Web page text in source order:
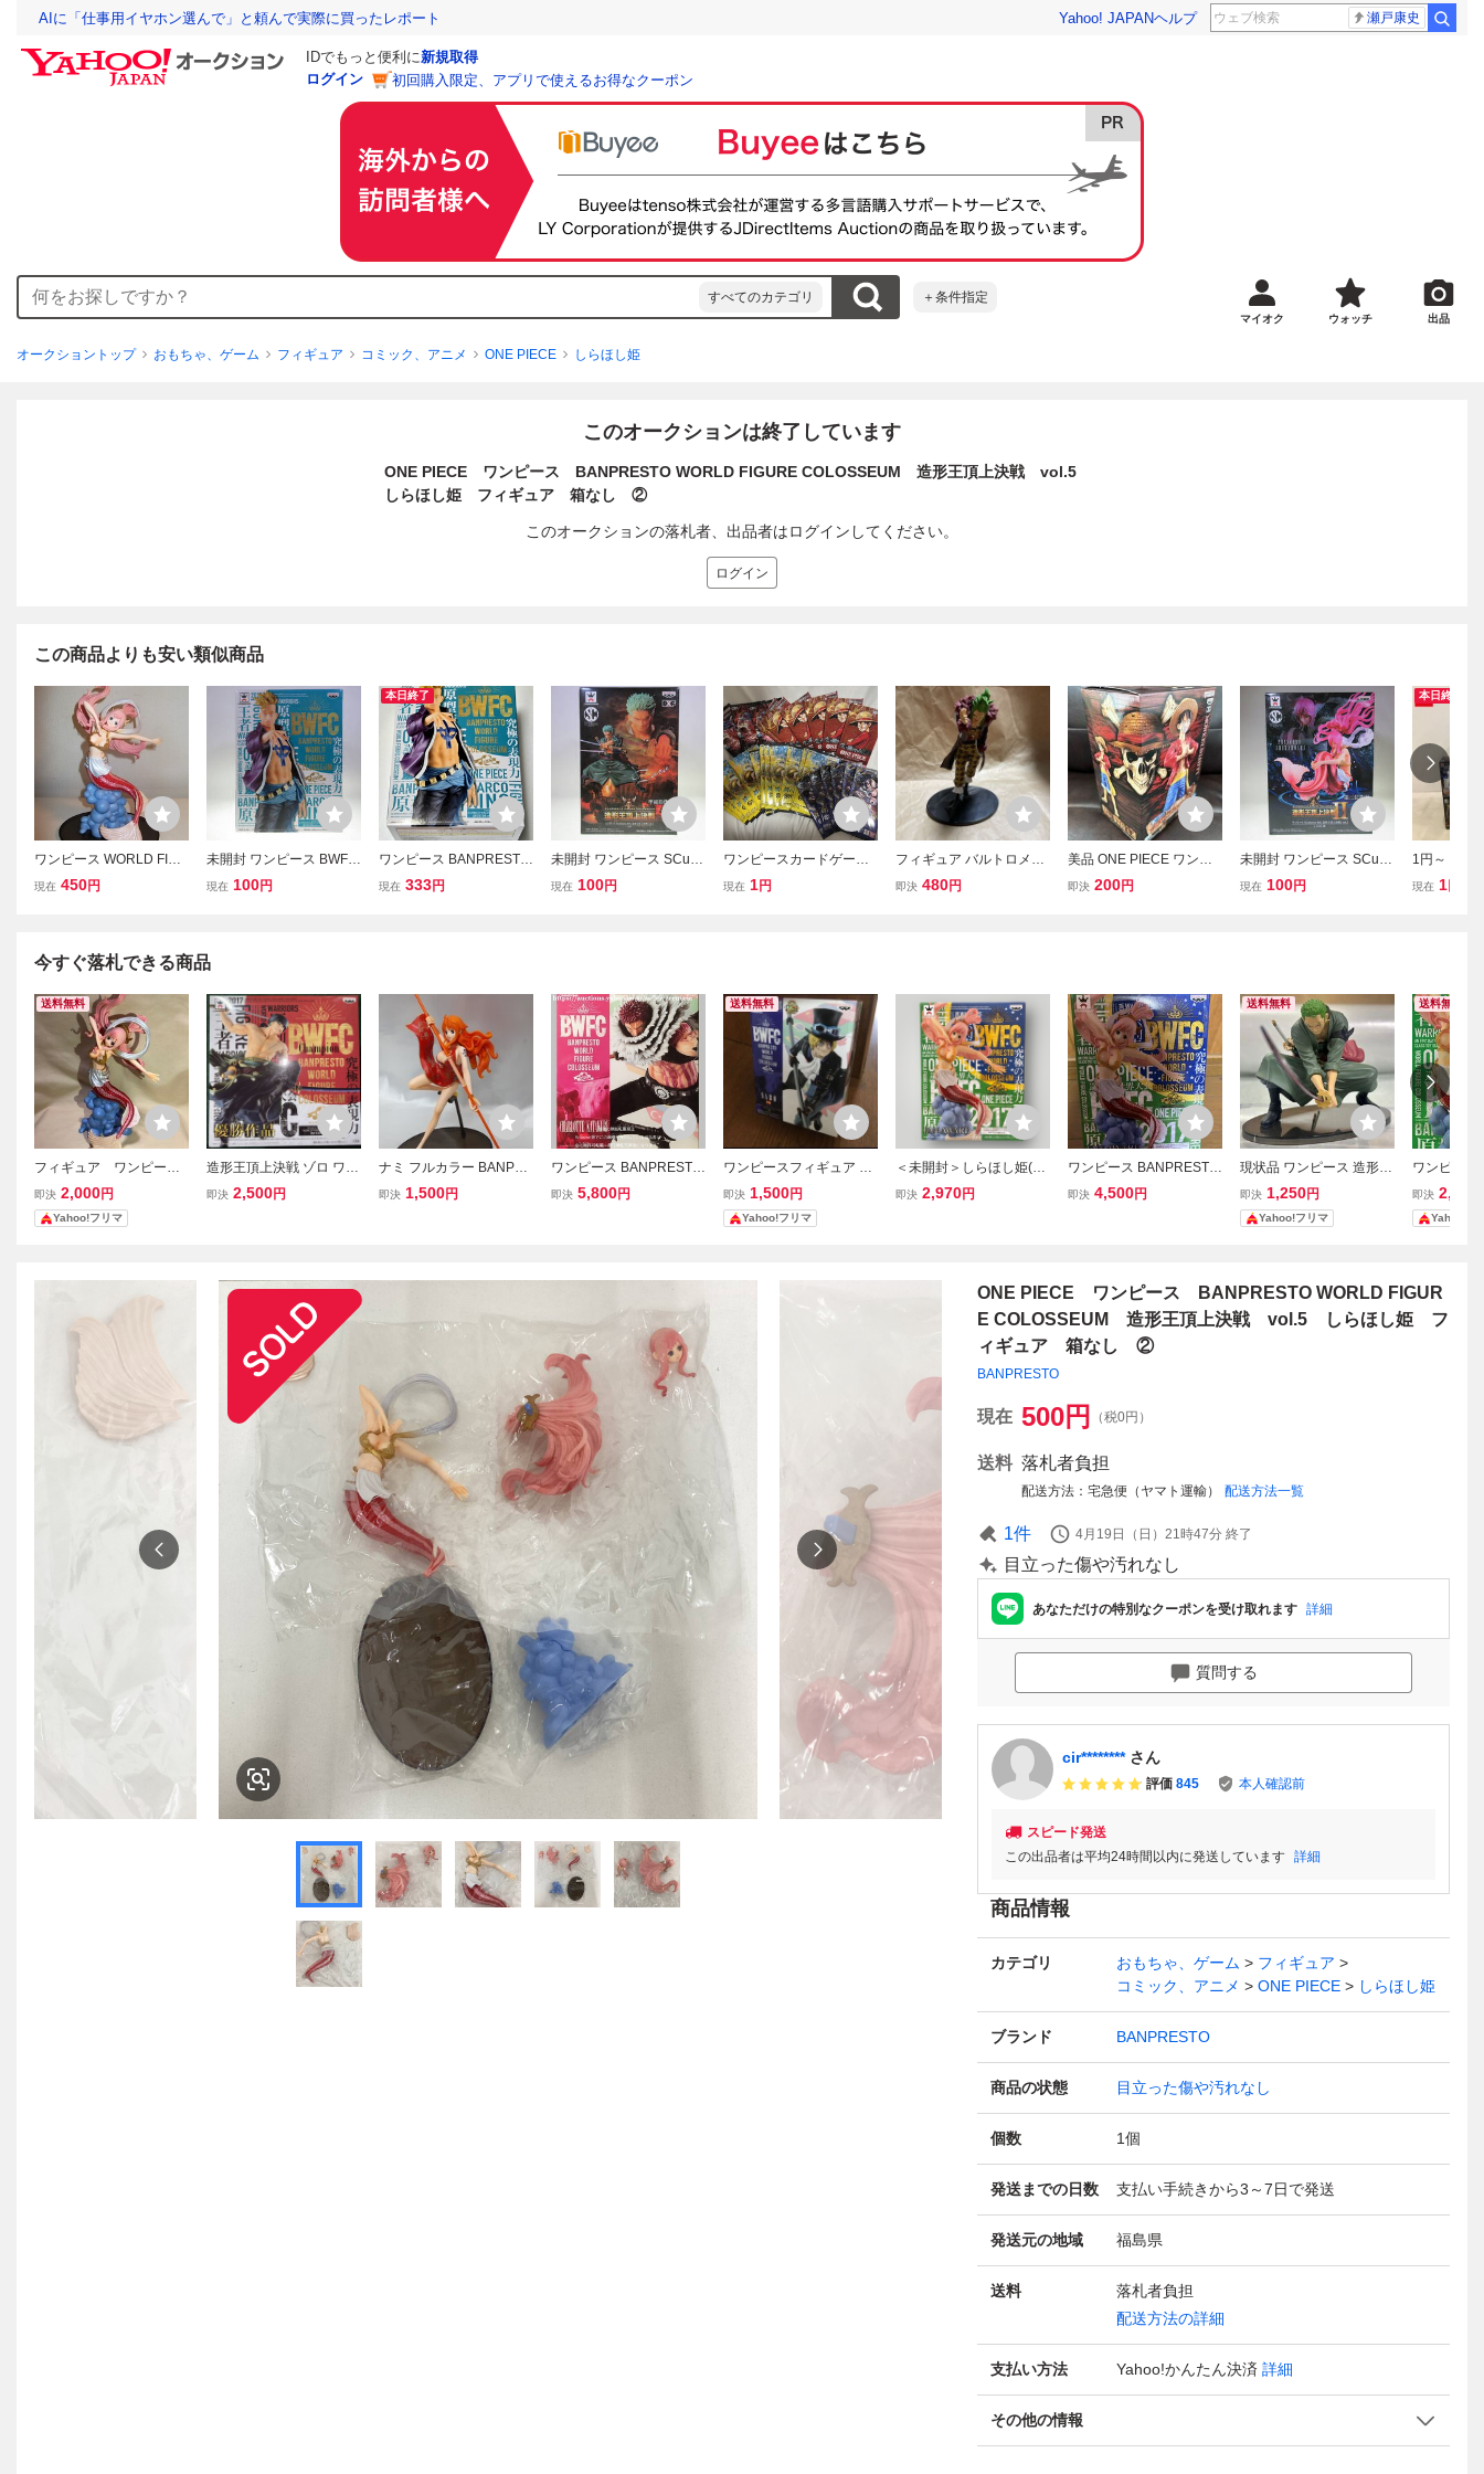
AIに「仕事用イヤホン選んで」と頼んで実際に買ったレポート Yahoo! JAPANヘルプ 瀬戸康史
IDでもっと便利に新規取得
ログイン
初回購入限定、アプリで使えるお得なクーポン
すべてのカテゴリ ＋条件指定
マイオク ウォッチ 出品
オークショントップ おもちゃ、ゲーム フィギュア コミック、アニメ ONE PIECE しらほし姫
このオークションは終了しています
ONE PIECE ワンピース BANPRESTO WORLD FIGURE COLOSSEUM 造形王頂上決戦 vol.5
しらほし姫 フィギュア 箱なし ②
このオークションの落札者、出品者はログインしてください。
ログイン
この商品よりも安い類似商品
ワンピース WORLD FIGU
RE COLOSSEUM 造形王
現在 450円
未開封 ワンピース BWFC
BANPRESTO WORLD FI
ト 不死鳥マルコ 白ひげ海
現在 100円
本日終了
ワンピース BANPRESTO
WORLD FIGURE COLOS
現在 333円
未開封 ワンピース SCultu
res BIG 造形王頂上決戦 v
現在 100円
ワンピースカードゲーム
ONE PIECE CARD 神の
現在 1円
フィギュア バルトロメオ
フルカラー ワンピース S
即決 480円
美品 ONE PIECE ワンピ
ース DXF ルフィ フィギ
即決 200円
未開封 ワンピース SCultu
res BIG 造形王頂上決戦2
現在 100円
本日終了
1円～ 未開
Grandista
現在 1
今すぐ落札できる商品
送料無料
フィギュア ワンピー
ス しらほし 造形王頂
上決戦 vol.5 one piece W
ORLD FIGURE COLOSS
即決 2,000円
Yahoo!フリマ
造形王頂上決戦 ゾロ ワン
ピース フィギュア BWFC
即決 2,500円
ナミ フルカラー BANPRE
STO WORLD FIGURE C
即決 1,500円
ワンピース BANPRESTO
WORLD FIGURE COLOS
即決 5,800円
送料無料
ワンピースフィギュア 造
形王頂上決戦 BANPREST
O WORLD FIGURE COL
OSSEUM
即決 1,500円
Yahoo!フリマ
＜未開封＞しらほし姫(フ
ルカラー) 「ワンピース」
即決 2,970円
ワンピース BANPRESTO
WORLD FIGURE COLOS
即決 4,500円
送料無料
現状品 ワンピース 造形王
頂上決戦 フィギュア ロロ
ノア ゾロ ONE PIECE 箱
なし
即決 1,250円
Yahoo!フリマ
送料無料
ワンピース
頂上決戦
フィギュア
即決 2,480
Yahoo!フ
ONE PIECE ワンピース BANPRESTO WORLD FIGUR
E COLOSSEUM 造形王頂上決戦 vol.5 しらほし姫 フ
ィギュア 箱なし ②
BANPRESTO
現在 500円 （税0円）
送料 落札者負担
配送方法 宅急便（ヤマト運輸） 配送方法一覧
1件 4月19日（日）21時47分 終了
目立った傷や汚れなし
あなただけの特別なクーポンを受け取れます 詳細
質問する
cir******** さん
評価 845 本人確認前
スピード発送
この出品者は平均24時間以内に発送しています 詳細
商品情報
カテゴリ おもちゃ、ゲーム
フィギュア
コミック、アニメ
ONE PIECE しらほし姫
ブランド BANPRESTO
商品の状態 目立った傷や汚れなし
個数 1個
発送までの日数 支払い手続きから3～7日で発送
発送元の地域 福島県
送料
落札者負担
配送方法の詳細
支払い方法 Yahoo!かんたん決済 詳細
その他の情報